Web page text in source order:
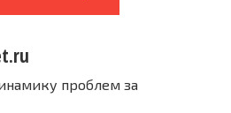
проблем за